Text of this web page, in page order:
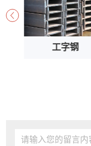
工字钢